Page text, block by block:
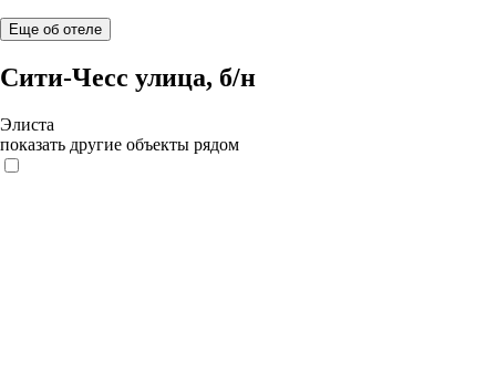
Еще об отеле
Сити-Чесс улица, б/н
Элиста
показать другие объекты рядом